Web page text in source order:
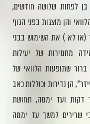
לפחות שלושה חודשים,
והן מוצגות בפני הגוף
לא ) את השימוש בבני
מחמירות של יעילות
שתופעות הלוואי של
הן נדירות וכוללות כאב
דקות ועד יממה, תחושת
שרירים למשך עד יממה